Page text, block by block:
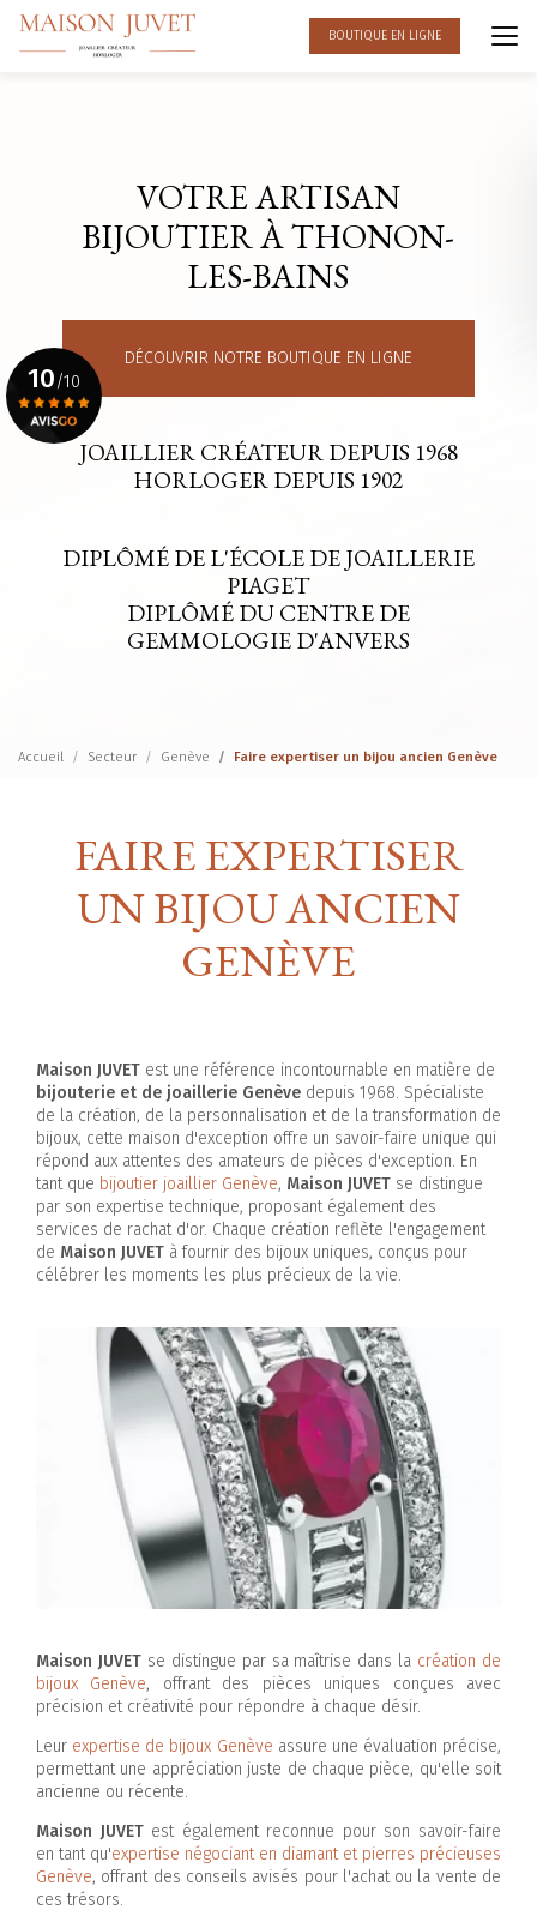
Aller
contenu
BOUTIQUE EN LIGNE
VOTRE ARTISAN
BIJOUTIER À THONON-
LES-BAINS
DÉCOUVRIR NOTRE BOUTIQUE EN LIGNE
JOAILLIER CRÉATEUR DEPUIS 1968
HORLOGER DEPUIS 1902
DIPLÔMÉ DE L'ÉCOLE DE JOAILLERIE
PIAGET
DIPLÔMÉ DU CENTRE DE
GEMMOLOGIE D'ANVERS
10/10
Voir le certificat
Accueil Secteur Genève Faire expertiser un bijou ancien Genève
FAIRE EXPERTISER
UN BIJOU ANCIEN
GENÈVE
Maison JUVET est une référence incontournable en matière de
bijouterie et de joaillerie Genève depuis 1968. Spécialiste
de la création, de la personnalisation et de la transformation de
bijoux, cette maison d'exception offre un savoir-faire unique qui
répond aux attentes des amateurs de pièces d'exception. En
tant que bijoutier joaillier Genève, Maison JUVET se distingue
par son expertise technique, proposant également des
services de rachat d'or. Chaque création reflète l'engagement
de Maison JUVET à fournir des bijoux uniques, conçus pour
célébrer les moments les plus précieux de la vie.
Maison JUVETse distingue par sa maîtrise dans la création de
bijoux Genève, offrant des pièces uniques conçues avec
précision et créativité pour répondre à chaque désir.
Leur expertise de bijoux Genève assure une évaluation précise,
permettant une appréciation juste de chaque pièce, qu'elle soit
ancienne ou récente.
Maison JUVETest également reconnue pour son savoir-faire
en tant qu'expertise négociant en diamant et pierres précieuses
Genève, offrant des conseils avisés pour l'achat ou la vente de
ces trésors.